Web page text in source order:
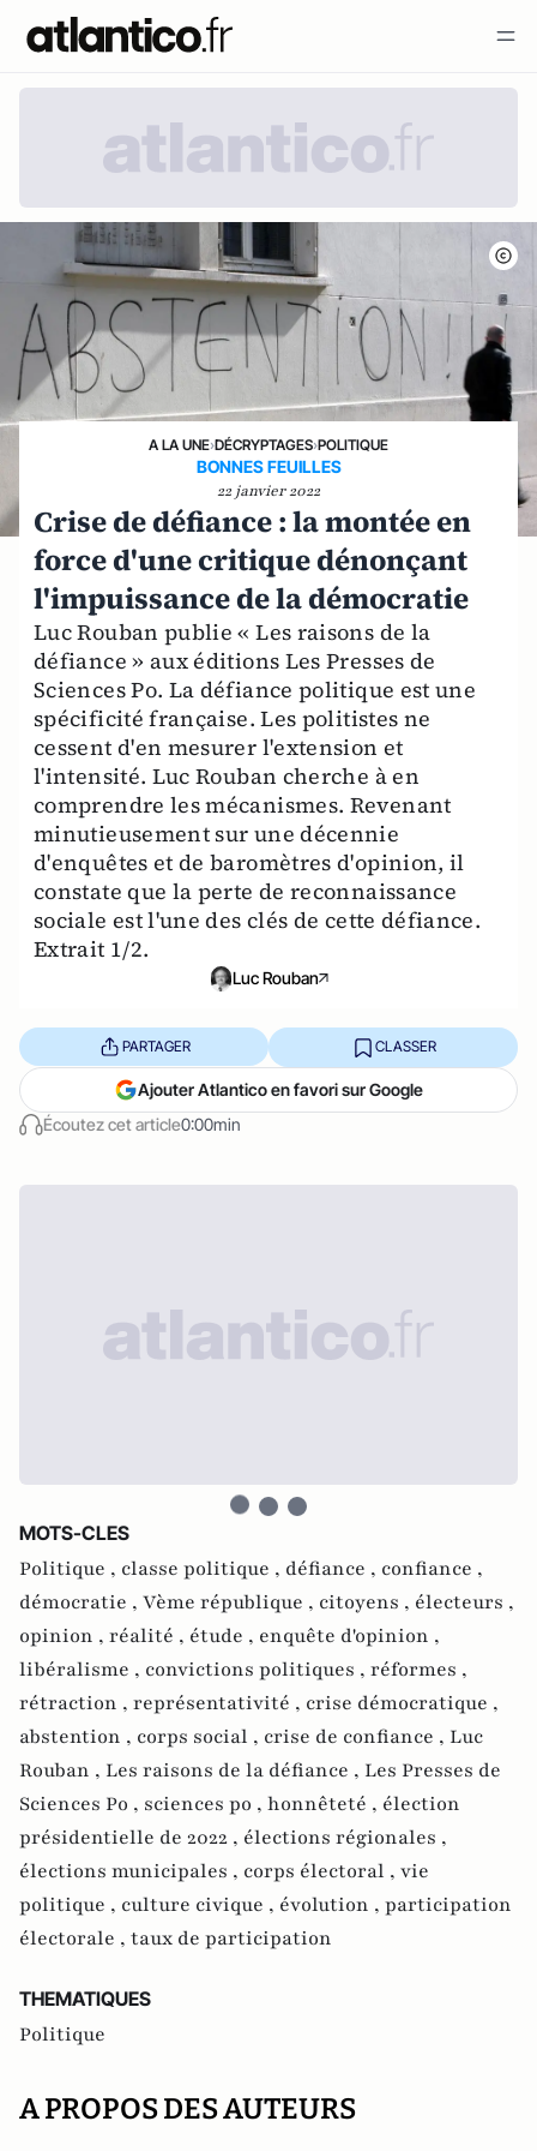
A LA UNE›DÉCRYPTAGES›POLITIQUE
BONNES FEUILLES
22 janvier 2022
Crise de défiance : la montée en
force d'une critique dénonçant
l'impuissance de la démocratie
Luc Rouban publie « Les raisons de la
défiance » aux éditions Les Presses de
Sciences Po. La défiance politique est une
spécificité française. Les politistes ne
cessent d'en mesurer l'extension et
l'intensité. Luc Rouban cherche à en
comprendre les mécanismes. Revenant
minutieusement sur une décennie
d'enquêtes et de baromètres d'opinion, il
constate que la perte de reconnaissance
sociale est l'une des clés de cette défiance.
Extrait 1/2.
Luc Rouban
Écoutez cet article0:00min
PARTAGER CLASSER
Ajouter Atlantico en favori sur Google
MOTS-CLES
Politique , classe politique , défiance , confiance ,
démocratie , Vème république , citoyens , électeurs ,
opinion , réalité , étude , enquête d'opinion ,
libéralisme , convictions politiques , réformes ,
rétraction , représentativité , crise démocratique ,
abstention , corps social , crise de confiance , Luc
Rouban , Les raisons de la défiance , Les Presses de
Sciences Po , sciences po , honnêteté , élection
présidentielle de 2022 , élections régionales ,
élections municipales , corps électoral , vie
politique , culture civique , évolution , participation
électorale , taux de participation
THEMATIQUES
Politique
A PROPOS DES AUTEURS